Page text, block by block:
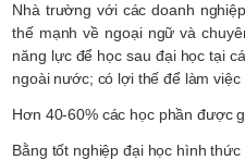
Nhà trường với các doanh
thế mạnh về ngoại ngữ và
năng lực để học sau đại học tại
ngoài nước; có lợi thế để làm việc
Hơn 40-60% các học phần được
Bằng tốt nghiệp đại học hình